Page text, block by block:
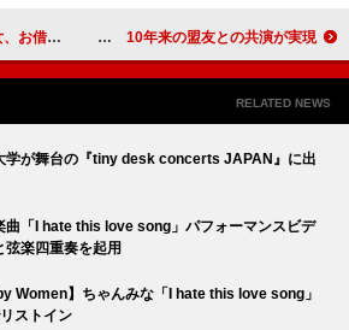
売＆先行配信も決定 矢野妃菜喜、8月開催のワンマンに真山りかのゲスト出演が決定 10年来の盟友との共演が実現
RELATED NEWS
学が舞台の『tiny desk concerts JAPAN』に出
曲「I hate this love song」パフォーマンスビデ
楽四重奏を起用
Women】ちゃんみな「I hate this love song」
ストイン